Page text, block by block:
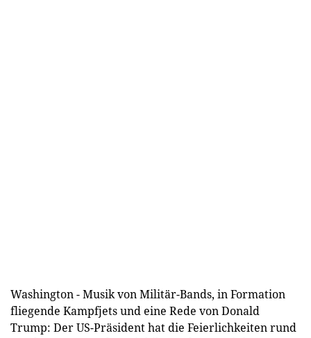
Washington - Musik von Militär-Bands, in Formation
fliegende Kampfjets und eine Rede von Donald
Trump: Der US-Präsident hat die Feierlichkeiten rund